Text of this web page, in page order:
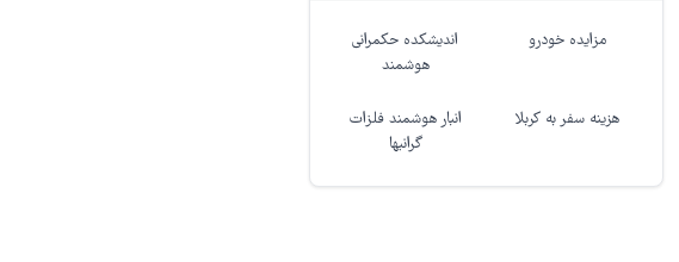
مزایده خودرو
اندیشکده حکمرانی
هوشمند
هزینه سفر به کربلا
انبار هوشمند فلزات
گرانبها